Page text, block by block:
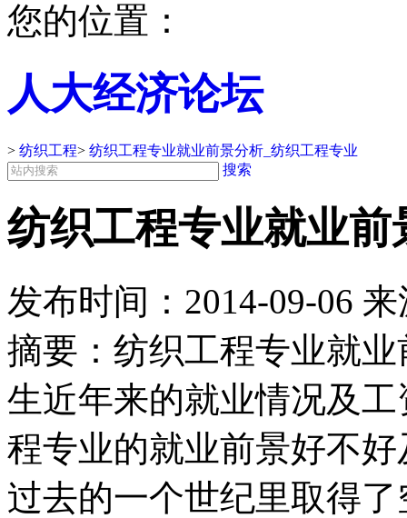
您的位置：
人大经济论坛
> 纺织工程> 纺织工程专业就业前景分析_纺织工程专业
搜索
纺织工程专业就业
发布时间： 2014-09-06 来
摘要：纺织工程专业就
生近年来的就业情况及
程专业的就业前景好不
过去的一个世纪里取得